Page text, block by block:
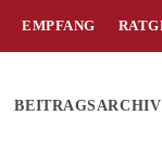
EMPFANG
BEITRAGSARCHIV